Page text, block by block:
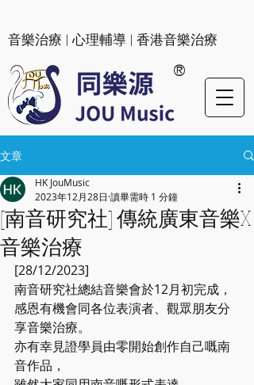
®
​音樂治療 | 心理輔導 | 香港音樂治療
文章
[南音研究社] 傳統廣東音樂X
音樂治療
HK JouMusic
2023年12月28日 讀畢需時 1 分鐘
[28/12/2023]
南音研究社總結音樂會於12月初完成，
感恩有機會同各位表演者、觀眾朋友分
享音樂治療。
亦有幸見證學員由零開始創作自己嘅南
音作品，